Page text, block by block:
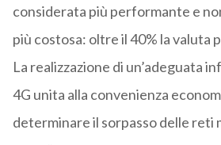
considerata più performante e
più costosa: oltre il 40% la valuta
La realizzazione di un’adeguata
4G unita alla convenienza
determinare il sorpasso delle reti